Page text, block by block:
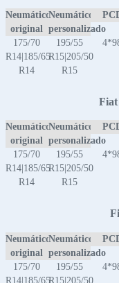
Neumático
original
Neumático
personalizado
175/70
R14|185/65
R14
195/55
R15|205/50
R15
Fiat
Neumático
original
Neumático
personalizado
175/70
R14|185/65
R14
195/55
R15|205/50
R15
Neumático
original
Neumático
personalizado
175/70
R14|185/65
195/55
R15|205/50